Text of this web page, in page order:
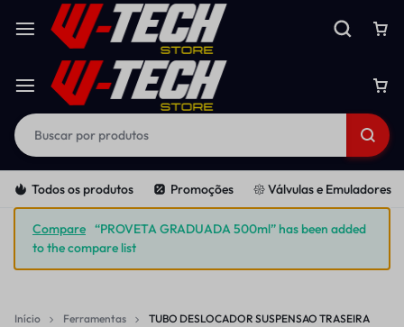
Todos os produtos Promoções 𑁍 Válvulas e Emuladores
Compare “PROVETA GRADUADA 500ml” has been added
to the compare list
Início Ferramentas
TUBO DESLOCADOR SUSPENSAO TRASEIRA